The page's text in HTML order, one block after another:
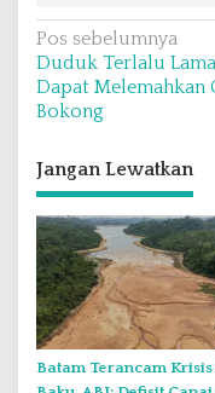
N
a
v
g
a
s
i
p
o
s
Pos sebelumnya
Duduk Terlalu Lama
Dapat Melemahkan
Bokong
Jangan Lewatkan
Batam Terancam